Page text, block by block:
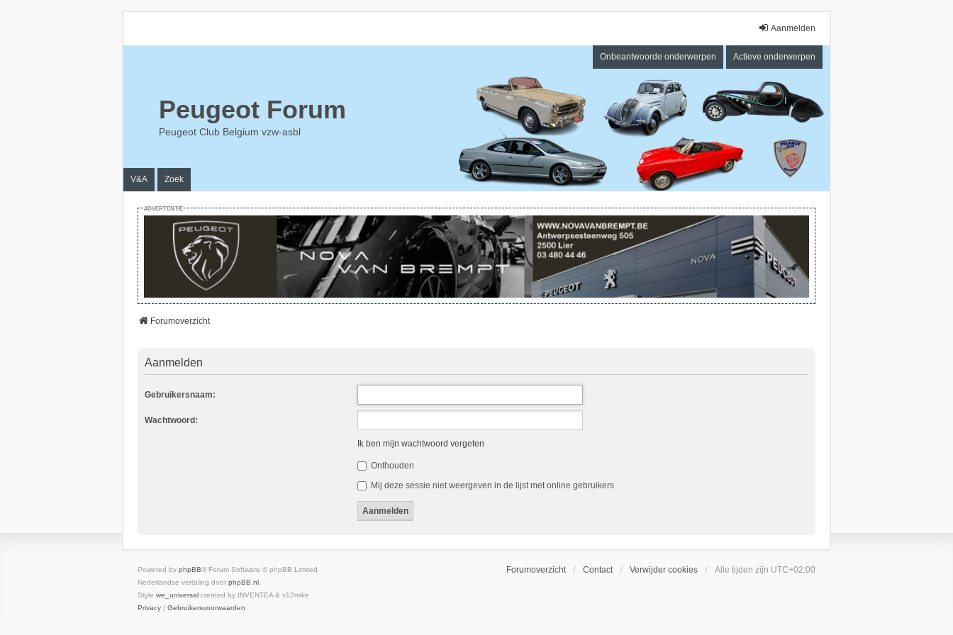
Aanmelden
Onbeantwoorde onderwerpen Actieve onderwerpen
Peugeot Forum
Peugeot Club Belgium vzw-asbl
V&A Zoek
ADVERTENTIE
Forumoverzicht
Aanmelden
Gebruikersnaam:
Wachtwoord:
Ik ben mijn wachtwoord vergeten
Onthouden
Mij deze sessie niet weergeven in de lijst met online gebruikers
Forumoverzicht Contact Verwijder cookies Alle tijden zijn UTC+02:00
Powered by phpBB® Forum Software © phpBB Limited
Nederlandse vertaling door phpBB.nl
Style we_universal created by INVENTEA & v12mike
Privacy | Gebruikersvoorwaarden